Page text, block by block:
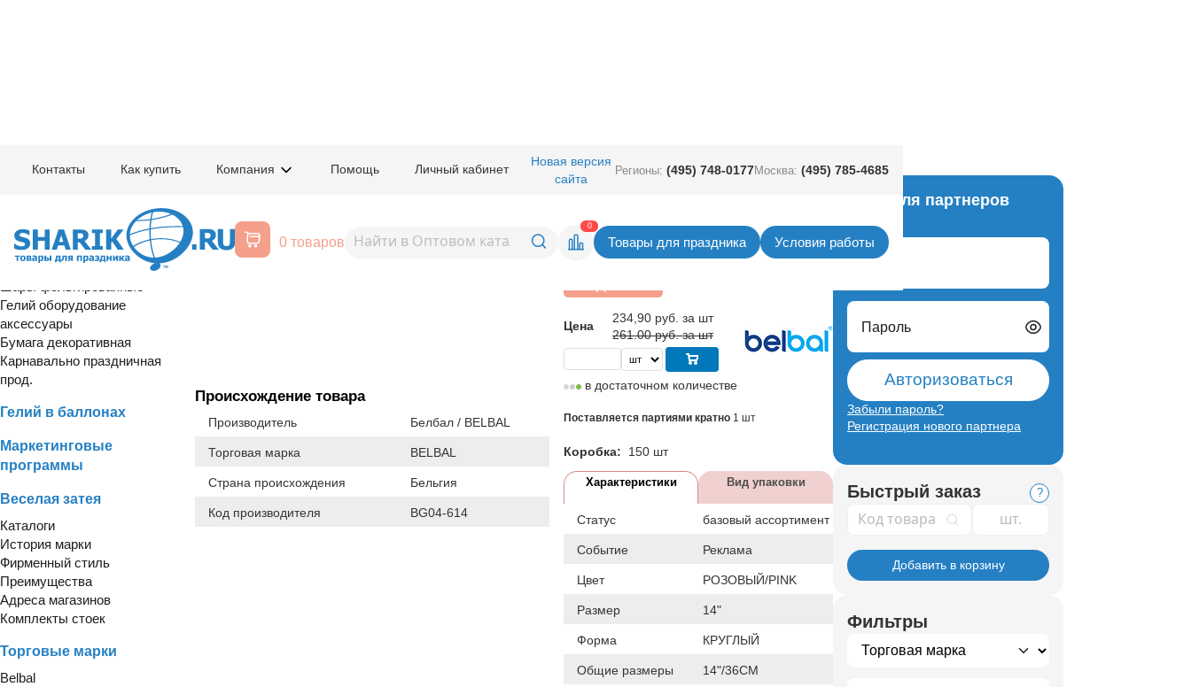
Контакты Как купить Компания Помощь Личный кабинет
Новая версия
сайта
Регионы: (495) 748-0177Москва: (495) 785-4685
0 товаров
0
Товары для праздника Условия работы
Расширенный поиск
Шары латексные
Гелий оборудование
аксессуары
Бумага декоративная
Карнавально праздничная
прод.
Гелий в баллонах
Маркетинговые
программы
Веселая затея
Каталоги
История марки
Фирменный стиль
Преимущества
Адреса магазинов
Комплекты стоек
Торговые марки
Belbal
1102-3023
Pink 12 штук
Вернуться в раздел Belbal 105 (Бельгия)
Происхождение товара
Производитель Белбал / BELBAL
Торговая марка BELBAL
Страна происхождения Бельгия
Код производителя BG04-614
Цена
234,90 руб. за шт
261.00 руб. за шт
в достаточном количестве
Поставляется партиями кратно 1 шт
Коробка: 150 шт
Характеристики Вид упаковки
Статус базовый ассортимент
Событие Реклама
Цвет РОЗОВЫЙ/PINK
Размер 14"
Форма КРУГЛЫЙ
Общие размеры 14"/36СМ
Вход для партнеров
Логин
Пароль
Авторизоваться
Забыли пароль?
Регистрация нового партнера
Быстрый заказ ?
Код товара
Добавить в корзину
Фильтры